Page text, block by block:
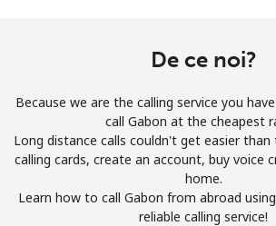
Buna!
De ce noi?
Because we are the calling service you
call Gabon at the cheapest
Long distance calls couldn't get easier than
calling cards, create an account, buy voice
home.
Learn how to call Gabon from abroad
reliable calling service!